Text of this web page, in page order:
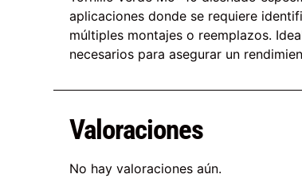
aplicaciones donde se requiere
múltiples montajes o reemplazos.
necesarios para asegurar un
Valoraciones
No hay valoraciones aún.